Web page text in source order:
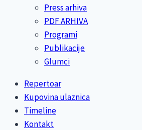
Press arhiva
PDF ARHIVA
Programi
Publikacije
Glumci
Repertoar
Kupovina ulaznica
Timeline
Kontakt